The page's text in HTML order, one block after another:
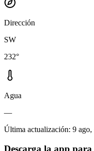
Dirección
SW
232°
Agua
—
Última actualización: 9 ago,
Descarga la app